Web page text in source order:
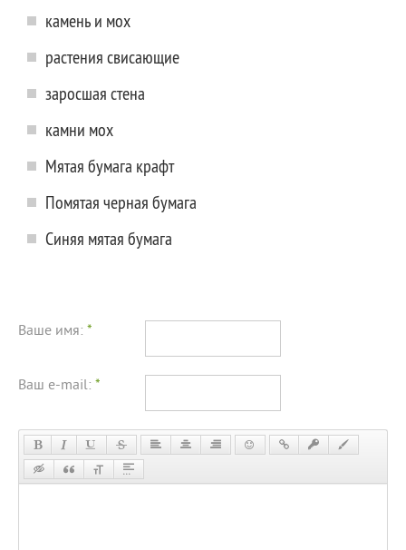
камень и мох
растения свисающие
заросшая стена
камни мох
Мятая бумага крафт
Помятая черная бумага
Синяя мятая бумага
Ваше имя: *
Ваш e-mail: *